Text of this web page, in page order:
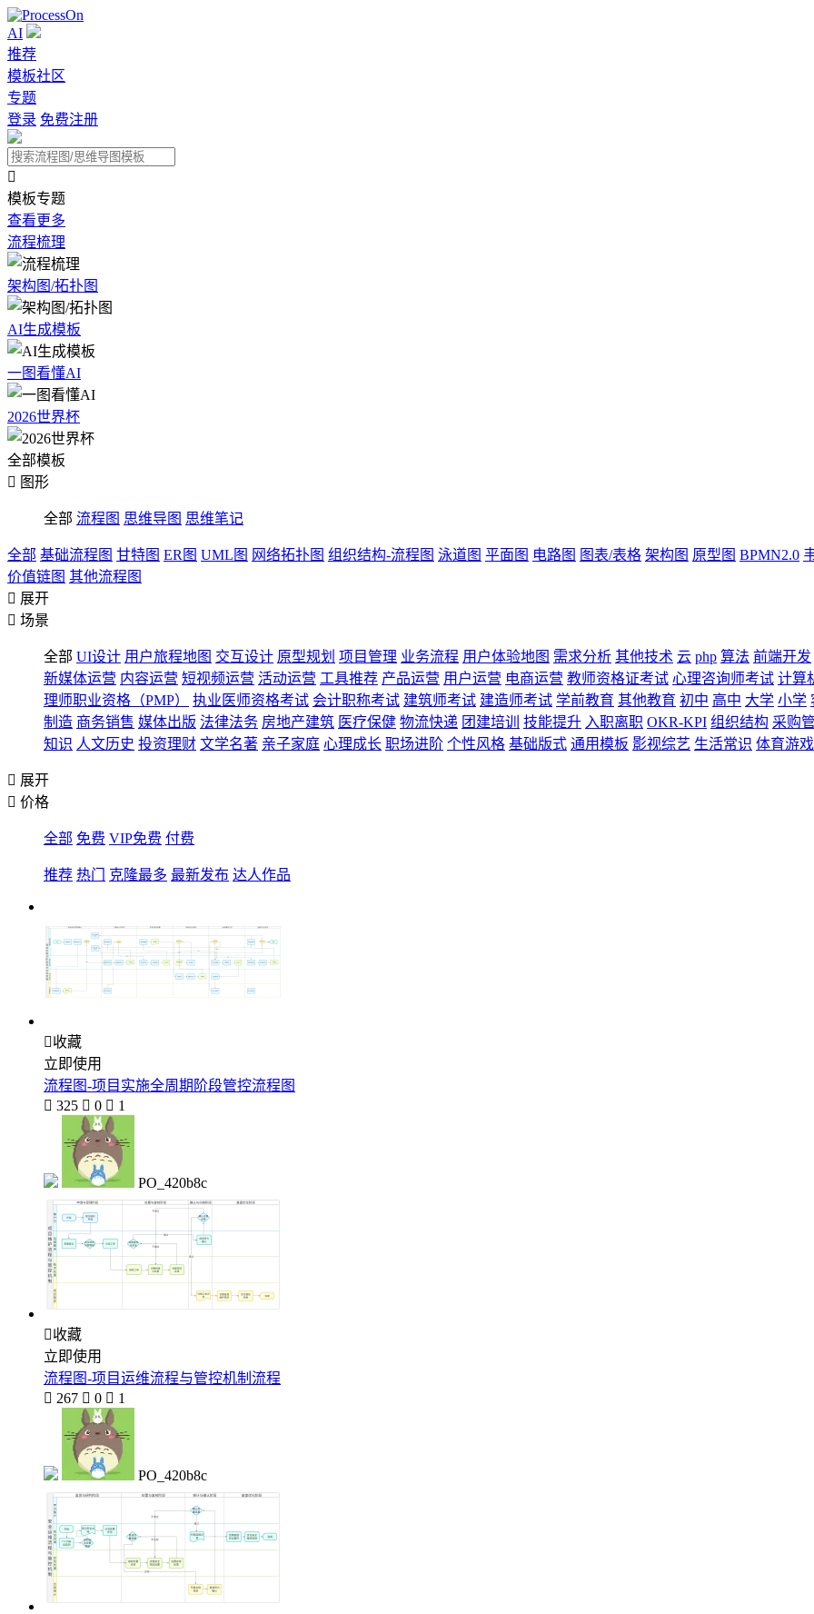
AI
推荐
模板社区
专题
登录 免费注册

模板专题
查看更多
流程梳理
架构图/拓扑图
AI生成模板
一图看懂AI
2026世界杯
全部模板
 图形
全部 流程图 思维导图 思维笔记
全部 基础流程图 甘特图 ER图 UML图 网络拓扑图 组织结构-流程图 泳道图 平面图 电路图 图表/表格 架构图 原型图 BPMN2.0
价值链图 其他流程图
 展开
 场景
全部 UI设计 用户旅程地图 交互设计 原型规划 项目管理 业务流程 用户体验地图 需求分析 其他技术 云 php 算法 前端开发
新媒体运营 内容运营 短视频运营 活动运营 工具推荐 产品运营 用户运营 电商运营 教师资格证考试 心理咨询师考试 计算
理师职业资格（PMP）
执业医师资格考试 会计职称考试 建筑师考试 建造师考试 学前教育 其他教育 初中 高中 大学 小学
制造 商务销售 媒体出版 法律法务 房地产建筑 医疗保健 物流快递 团建培训 技能提升 入职离职 OKR-KPI 组织结构 采购
知识 人文历史 投资理财 文学名著 亲子家庭 心理成长 职场进阶 个性风格 基础版式 通用模板 影视综艺 生活常识 体育游戏
 展开
 价格
全部 免费 VIP免费 付费
推荐 热门 克隆最多 最新发布 达人作品
收藏
立即使用
流程图-项目实施全周期阶段管控流程图
 325  0  1
PO_420b8c
收藏
立即使用
流程图-项目运维流程与管控机制流程
 267  0  1
PO_420b8c